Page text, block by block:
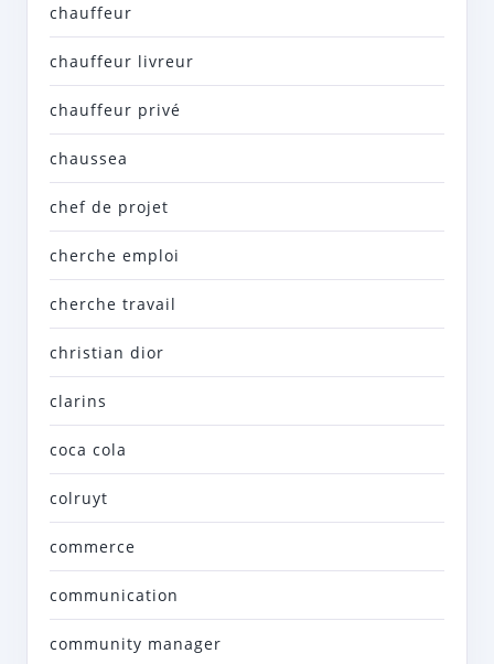
chauffeur
chauffeur livreur
chauffeur privé
chaussea
chef de projet
cherche emploi
cherche travail
christian dior
clarins
coca cola
colruyt
commerce
communication
community manager